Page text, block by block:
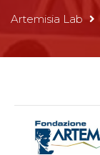
Artemisia Lab